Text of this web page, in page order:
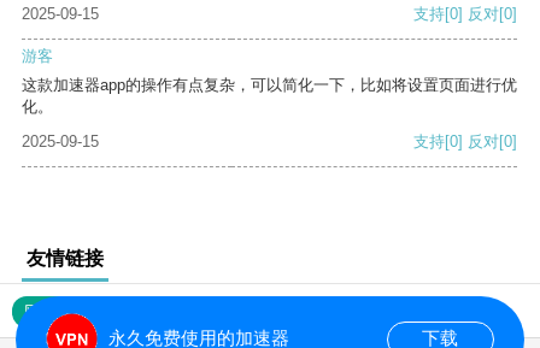
2025-09-15 支持[0] 反对[0]
游客
这款加速器app的操作有点复杂，可以简化一下，比如将设置页面进行优
化。
2025-09-15
支持[0] 反对[0]
友情链接
网站地图
永久免费使用的加速器 下载